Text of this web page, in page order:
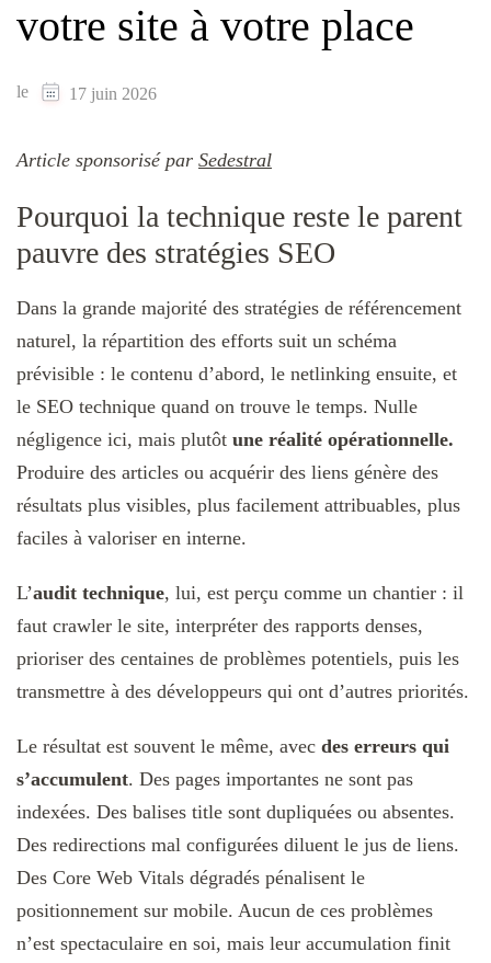
votre site à votre place
le 17 juin 2026
Article sponsorisé par Sedestral
Pourquoi la technique reste le parent
pauvre des stratégies SEO
Dans la grande majorité des stratégies de référencement
naturel, la répartition des efforts suit un schéma
prévisible : le contenu d’abord, le netlinking ensuite, et
le SEO technique quand on trouve le temps. Nulle
négligence ici, mais plutôt une réalité opérationnelle.
Produire des articles ou acquérir des liens génère des
résultats plus visibles, plus facilement attribuables, plus
faciles à valoriser en interne.
L’audit technique, lui, est perçu comme un chantier : il
faut crawler le site, interpréter des rapports denses,
prioriser des centaines de problèmes potentiels, puis les
transmettre à des développeurs qui ont d’autres priorités.
Le résultat est souvent le même, avec des erreurs qui
s’accumulent. Des pages importantes ne sont pas
indexées. Des balises title sont dupliquées ou absentes.
Des redirections mal configurées diluent le jus de liens.
Des Core Web Vitals dégradés pénalisent le
positionnement sur mobile. Aucun de ces problèmes
n’est spectaculaire en soi, mais leur accumulation finit